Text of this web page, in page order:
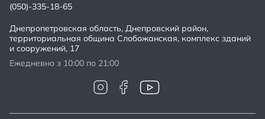
(050)-335-18-65
Днепропетровская область, Днепровский район,
территориальная община Слобожанская, комплекс зданий
и сооружений, 17
Ежедневно з 10:00 по 21:00